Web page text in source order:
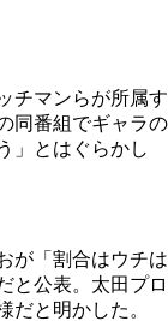
チマンらが所属す
同番組でギャラの
」とはぐらかし
が「割合はウチは
と公表。太田プロ
だと明かした。